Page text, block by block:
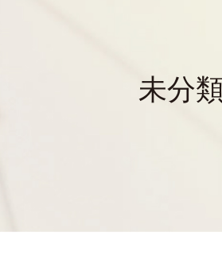
未分